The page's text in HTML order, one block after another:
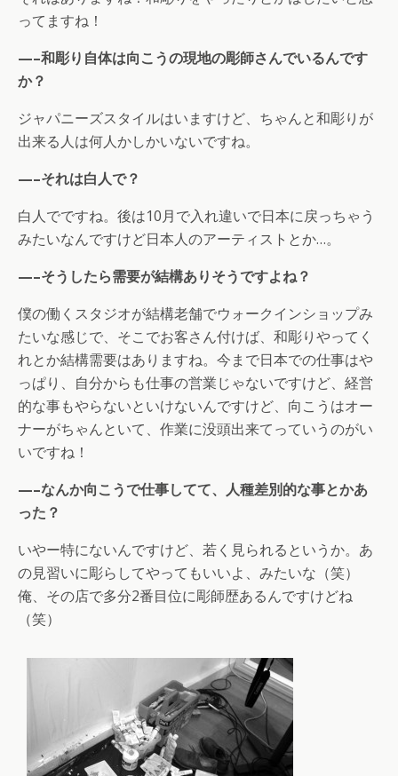
ってますね！
—–和彫り自体は向こうの現地の彫師さんでいるんです
か？
ジャパニーズスタイルはいますけど、ちゃんと和彫りが
出来る人は何人かしかいないですね。
—–それは白人で？
白人でですね。後は10月で入れ違いで日本に戻っちゃう
みたいなんですけど日本人のアーティストとか…。
—–そうしたら需要が結構ありそうですよね？
僕の働くスタジオが結構老舗でウォークインショップみ
たいな感じで、そこでお客さん付けば、和彫りやってく
れとか結構需要はありますね。今まで日本での仕事はや
っぱり、自分からも仕事の営業じゃないですけど、経営
的な事もやらないといけないんですけど、向こうはオー
ナーがちゃんといて、作業に没頭出来てっていうのがい
いですね！
—–なんか向こうで仕事してて、人種差別的な事とかあ
った？
いやー特にないんですけど、若く見られるというか。あ
の見習いに彫らしてやってもいいよ、みたいな（笑）
俺、その店で多分2番目位に彫師歴あるんですけどね
（笑）